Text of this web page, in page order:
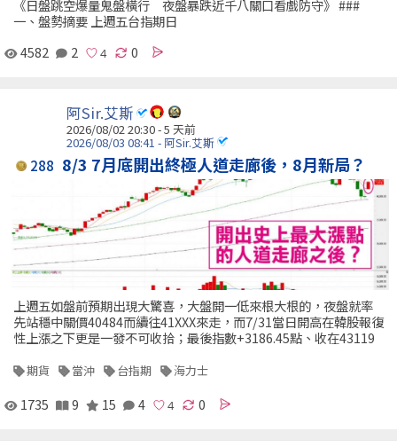
《日盤跳空爆量鬼盤橫行 夜盤暴跌近千八關口看戲防守》 ###
一、盤勢摘要 上週五台指期日
4582
2 0
阿Sir.艾斯
2026/08/02 20:30 - 5 天前
2026/08/03 08:41 - 阿Sir.艾斯
288 8/3 7月底開出終極人道走廊後，8月新局？
上週五如盤前預期出現大驚喜，大盤開一低來根大根的，夜盤就率
先站穩中關價40484而續往41XXX來走，而7/31當日開高在韓股報復
性上漲之下更是一發不可收拾；最後指數+3186.45點、收在43119
期貨 當沖 台指期 海力士
1735 9 15 4 0